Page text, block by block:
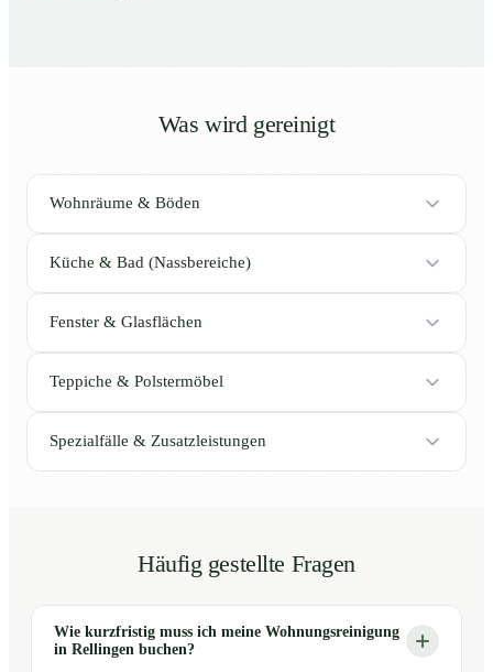
Was wird gereinigt
Wohnräume & Böden
Küche & Bad (Nassbereiche)
Fenster & Glasflächen
Teppiche & Polstermöbel
Spezialfälle & Zusatzleistungen
Häufig gestellte Fragen
Wie kurzfristig muss ich meine Wohnungsreinigung
in Rellingen buchen?